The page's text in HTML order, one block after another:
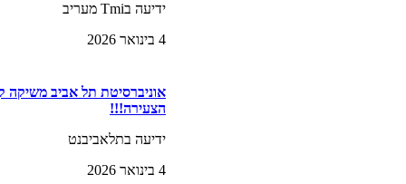
ידיעה בTmi מעריב
4 בינואר 2026
אוניברסיטת תל אביב משיקה
הצעירה!!!
ידיעה בתלאביבנט
4 בינואר 2026